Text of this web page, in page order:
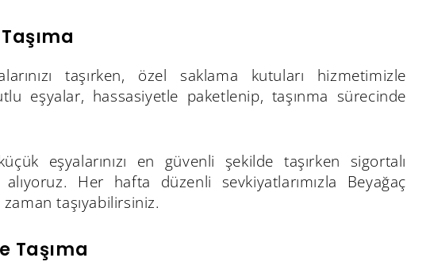
taşırken, özel saklama kutuları hizmetimizle
eşyalar, hassasiyetle paketlenip, taşınma sürecinde
eşyalarınızı en güvenli şekilde taşırken sigortalı
Her hafta düzenli sevkiyatlarımızla Beyağaç
taşıyabilirsiniz.
Taşıma